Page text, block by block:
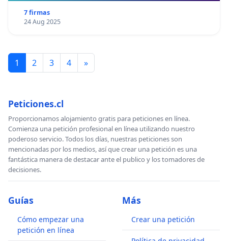
7 firmas
24 Aug 2025
1 2 3 4 »
Peticiones.cl
Proporcionamos alojamiento gratis para peticiones en línea.
Comienza una petición profesional en línea utilizando nuestro
poderoso servicio. Todos los días, nuestras peticiones son
mencionadas por los medios, así que crear una petición es una
fantástica manera de destacar ante el publico y los tomadores de
decisiones.
Guías
Cómo empezar una
petición en línea
Más
Crear una petición